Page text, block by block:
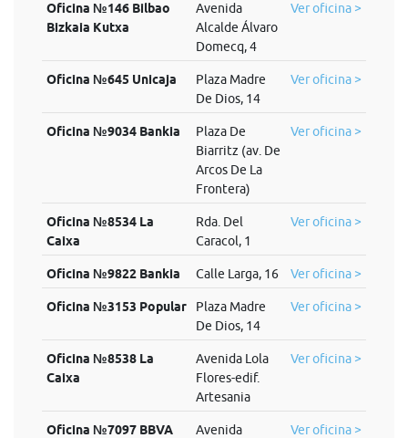
Oficina №146 Bilbao
Bizkaia Kutxa
Avenida
Alcalde Álvaro
Domecq, 4
Ver oficina >
Oficina №645 Unicaja
Plaza Madre
De Dios, 14
Ver oficina >
Oficina №9034 Bankia
Plaza De
Biarritz (av. De
Arcos De La
Frontera)
Ver oficina >
Oficina №8534 La
Caixa
Rda. Del
Caracol, 1
Ver oficina >
Oficina №9822 Bankia Calle Larga, 16 Ver oficina >
Oficina №3153 Popular
Plaza Madre
De Dios, 14
Ver oficina >
Oficina №8538 La
Caixa
Avenida Lola
Flores-edif.
Artesania
Ver oficina >
Oficina №7097 BBVA
Avenida
Ver oficina >